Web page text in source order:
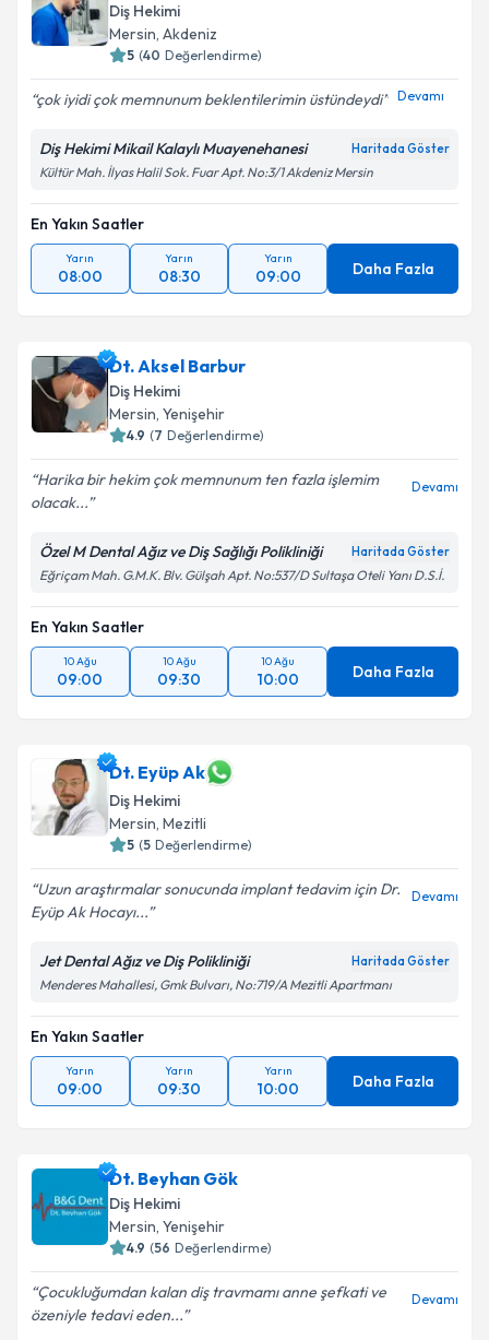
Diş Hekimi
Mersin, Akdeniz
5 (40 Değerlendirme)
çok iyidi çok memnunum beklentilerimin üstündeydi Devamı
Diş Hekimi Mikail Kalaylı Muayenehanesi Haritada Göster
Kültür Mah. İlyas Halil Sok. Fuar Apt. No:3/1 Akdeniz Mersin
En Yakın Saatler
Yarın
08:00
Yarın
08:30
Yarın
09:00 Daha Fazla
Dt. Aksel Barbur
Diş Hekimi
Mersin, Yenişehir
4.9 (7 Değerlendirme)
Harika bir hekim çok memnunum ten fazla işlemim
olacak...
Devamı
Özel M Dental Ağız ve Diş Sağlığı Polikliniği Haritada Göster
Eğriçam Mah. G.M.K. Blv. Gülşah Apt. No:537/D Sultaşa Oteli Yanı D.S.İ.
En Yakın Saatler
10 Ağu
09:00
10 Ağu
09:30
10 Ağu
10:00 Daha Fazla
Dt. Eyüp Ak
Diş Hekimi
Mersin, Mezitli
5 (5 Değerlendirme)
Uzun araştırmalar sonucunda implant tedavim için Dr.
Eyüp Ak Hocayı...
Devamı
Jet Dental Ağız ve Diş Polikliniği Haritada Göster
Menderes Mahallesi, Gmk Bulvarı, No:719/A Mezitli Apartmanı
En Yakın Saatler
Yarın
09:00
Yarın
09:30
Yarın
10:00 Daha Fazla
Dt. Beyhan Gök
Diş Hekimi
Mersin, Yenişehir
4.9 (56 Değerlendirme)
Çocukluğumdan kalan diş travmamı anne şefkati ve
özeniyle tedavi eden...
Devamı